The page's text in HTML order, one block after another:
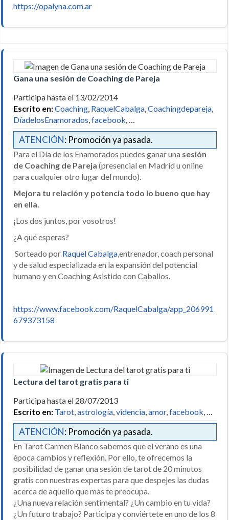
https://opalyna.com.ar
Gana una sesión de Coaching de Pareja
Participa hasta el 13/02/2014
Escrito en:Coaching, RaquelCabalga,Coachingdepareja,
DíadelosEnamorados,facebook, …
ATENCIÓN: Promoción ya pasada.
Para el Día de los Enamorados puedes ganar una sesión
de Coaching de Pareja (presencial en Madrid u online
para cualquier otro lugar del mundo).
Mejora tu relación y potencia todo lo bueno que hay
en ella.
¡Los dos juntos, por vosotros!
¿A qué esperas?
Sorteado por Raquel Cabalga,entrenador, coach personal
y de salud especializada en la expansión del potencial
humano y en Coaching Asistido con Caballos.
https://www.facebook.com/RaquelCabalga/app_206991
679373158
Lectura del tarot gratis para ti
Participa hasta el 28/07/2013
Escrito en: Tarot astrología videncia amor, facebook
ATENCIÓN: Promoción ya pasada.
En Tarot Carmen Blanco sabemos que el verano es una
época cambios y reflexión. Por ello, te ofrecemos la
posibilidad de ganar una sesión de tarot de 20 minutos
gratis con nuestras expertas para que despejes las dudas
acerca de aquello que más te preocupa.
¿Una nueva relación sentimental? ¿Un cambio en tu vida?
¿Un futuro trabajo? Participa y conviértete en uno de los 8